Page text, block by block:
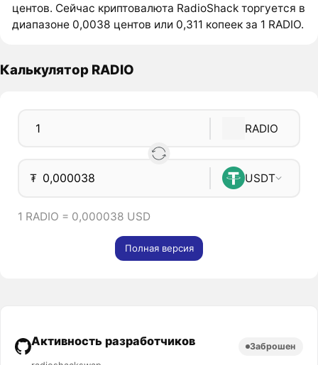
центов. Сейчас криптовалюта RadioShack торгуется в
диапазоне 0,0038 центов или 0,311 копеек за 1 RADIO.
Калькулятор RADIO
RADIO
₮ USDT
1 RADIO = 0,000038 USD
Полная версия
Активность разработчиков Заброшен